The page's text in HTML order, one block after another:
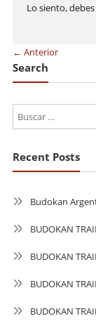
Lo siento,
← Anterior
Search
Recent Posts
Budokan
BUDOKAN
BUDOKAN
BUDOKAN
BUDOKAN